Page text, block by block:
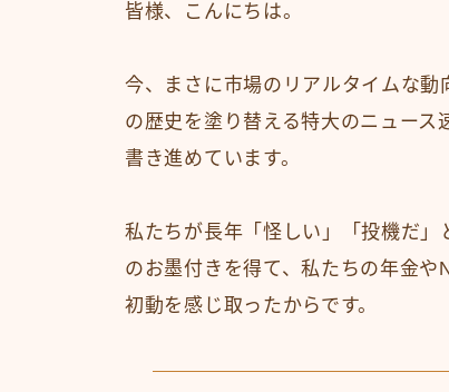
皆様、こんにちは。
今、まさに市場のリアルタイムな
の歴史を塗り替える特大のニュース
書き進めています。
私たちが長年「怪しい」「投機だ
のお墨付きを得て、私たちの年金
初動を感じ取ったからです。